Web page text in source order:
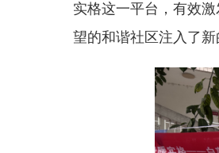
实格这一平台，有效
望的和谐社区注入了新